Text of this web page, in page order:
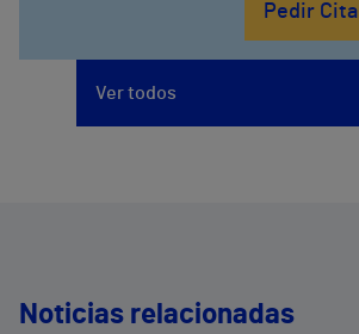
Pedir Cita
Ver todos
Noticias relacionadas